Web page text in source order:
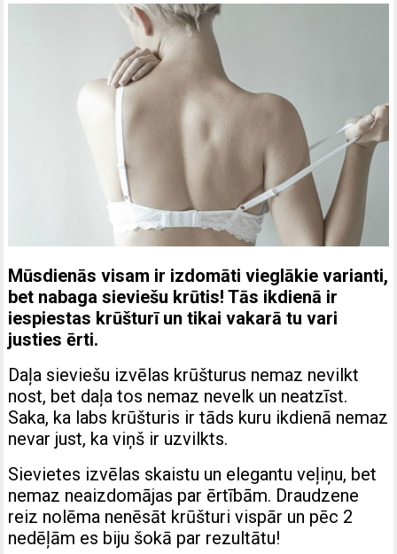
Mūsdienās visam ir izdomāti vieglākie varianti,
bet nabaga sieviešu krūtis! Tās ikdienā ir
iespiestas krūšturī un tikai vakarā tu vari
justies ērti.
Daļa sieviešu izvēlas krūšturus nemaz nevilkt
nost, bet daļa tos nemaz nevelk un neatzīst.
Saka, ka labs krūšturis ir tāds kuru ikdienā nemaz
nevar just, ka viņš ir uzvilkts.
Sievietes izvēlas skaistu un elegantu veļiņu, bet
nemaz neaizdomājas par ērtībām. Draudzene
reiz nolēma nenēsāt krūšturi vispār un pēc 2
nedēļām es biju šokā par rezultātu!